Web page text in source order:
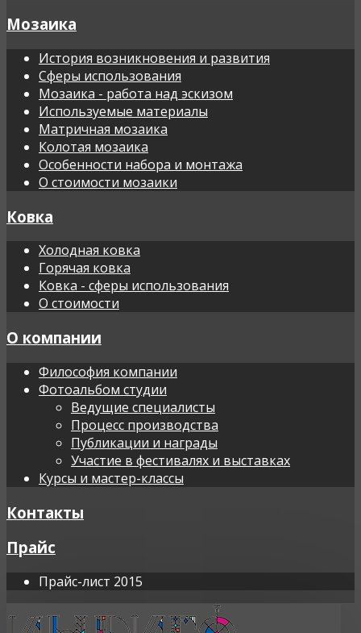
Мозаика
История возникновения и развития
Сферы использования
Мозаика - работа над эскизом
Используемые материалы
Матричная мозаика
Колотая мозаика
Особенности набора и монтажа
О стоимости мозаики
Ковка
Холодная ковка
Горячая ковка
Ковка - сферы использования
О стоимости
О компании
Философия компании
Фотоальбом студии
Ведущие специалисты
Процесс производства
Публикации и награды
Участие в фестивалях и выставках
Курсы и мастер-классы
Контакты
Прайс
Прайс-лист 2015